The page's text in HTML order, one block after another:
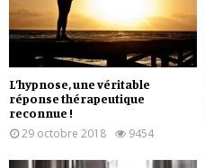
L’hypnose, une véritable
réponse thérapeutique
reconnue !
29 octobre 2018
9454